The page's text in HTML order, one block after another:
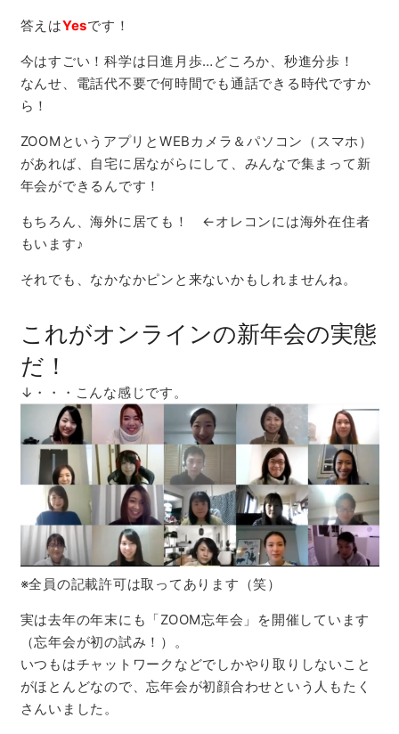
答えはYesです！
今はすごい！科学は日進月歩…どころか、秒進分歩！
なんせ、電話代不要で何時間でも通話できる時代ですか
ら！
ZOOMというアプリとWEBカメラ＆パソコン（スマホ）
があれば、自宅に居ながらにして、みんなで集まって新
年会ができるんです！
もちろん、海外に居ても！ ←オレコンには海外在住者
もいます♪
それでも、なかなかピンと来ないかもしれませんね。
これがオンラインの新年会の実態
だ！
↓・・・こんな感じです。
※全員の記載許可は取ってあります（笑）
実は去年の年末にも「ZOOM忘年会」を開催しています
（忘年会が初の試み！）。
いつもはチャットワークなどでしかやり取りしないこと
がほとんどなので、忘年会が初顔合わせという人もたく
さんいました。